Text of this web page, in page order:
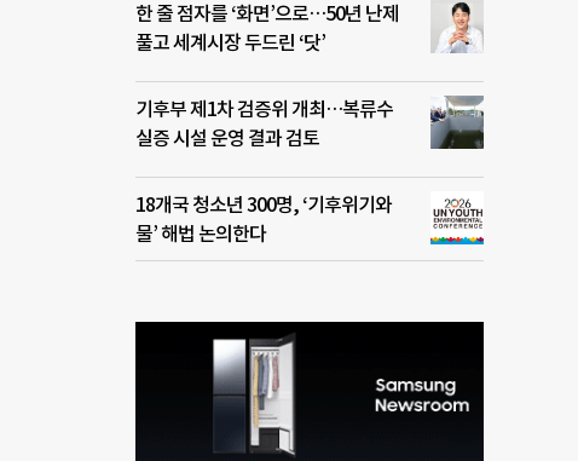
한 줄 점자를 ‘화면’으로…50년 난제
풀고 세계시장 두드린 ‘닷’
기후부 제1차 검증위 개최…복류수
실증 시설 운영 결과 검토
18개국 청소년 300명, ‘기후위기와
물’ 해법 논의한다